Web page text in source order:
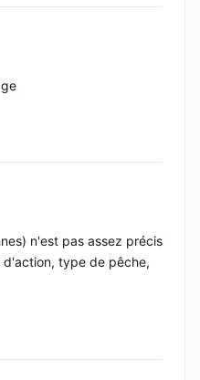
n'est pas assez précis
type de pêche,